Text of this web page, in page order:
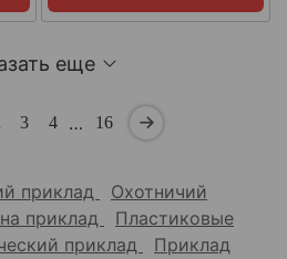
еще
3 4 … 16
приклад
Охотничий
приклад
Пластиковые
приклад
Приклад